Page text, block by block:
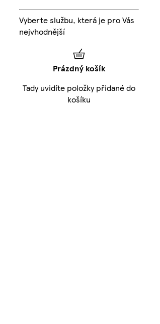
Vyberte službu, která je pro Vás
nejvhodnější
Prázdný košík
Tady uvidíte položky přidané do
košíku